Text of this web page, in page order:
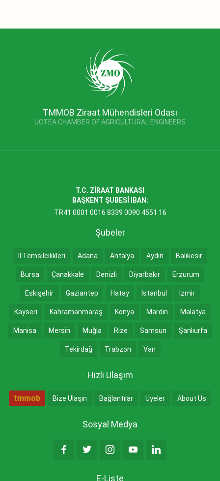
TMMOB Ziraat Mühendisleri Odası
UCTEA CHAMBER OF AGRICULTURAL ENGINEERS
T.C. ZİRAAT BANKASI
BAŞKENT ŞUBESİ IBAN:
TR41 0001 0016 8339 0090 4551 16
Şubeler
İl Temsilcilikleri Adana Antalya Aydın Balıkesir
Bursa Çanakkale Denizli Diyarbakır Erzurum
Eskişehir Gaziantep Hatay İstanbul İzmir
Kayseri Kahramanmaraş Konya Mardin Malatya
Manisa Mersin Muğla Rize Samsun Şanlıurfa
Tekirdağ Trabzon Van
Hızlı Ulaşım
tmmob Bize Ulaşın Bağlantılar Üyeler About Us
Sosyal Medya
E-Liste